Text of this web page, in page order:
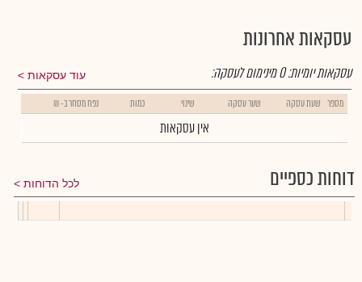
עסקאות אחרונות
עוד עסקאות עסקאות יומיות:0מינימום לעסקה:
מספר שעת עסקה שער עסקה שינוי כמות נפח מסחר ב- ₪
אין עסקאות
דוחות כספיים לכל הדוחות